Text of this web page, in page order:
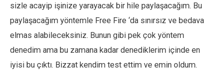
sizle acayip işinize yarayacak bir hile paylaşacağım. Bu
paylaşacağım yöntemle Free Fire ‘da sınırsız ve bedava
elmas alabileceksiniz. Bunun gibi pek çok yöntem
denedim ama bu zamana kadar denediklerim içinde en
iyisi bu çıktı. Bizzat kendim test ettim ve emin oldum.